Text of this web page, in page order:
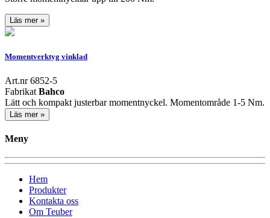
Läs mer »
Momentverktyg vinklad
Art.nr 6852-5
Fabrikat Bahco
Lätt och kompakt justerbar momentnyckel. Momentområde 1-5 Nm.
Läs mer »
Meny
Hem
Produkter
Kontakta oss
Om Teuber